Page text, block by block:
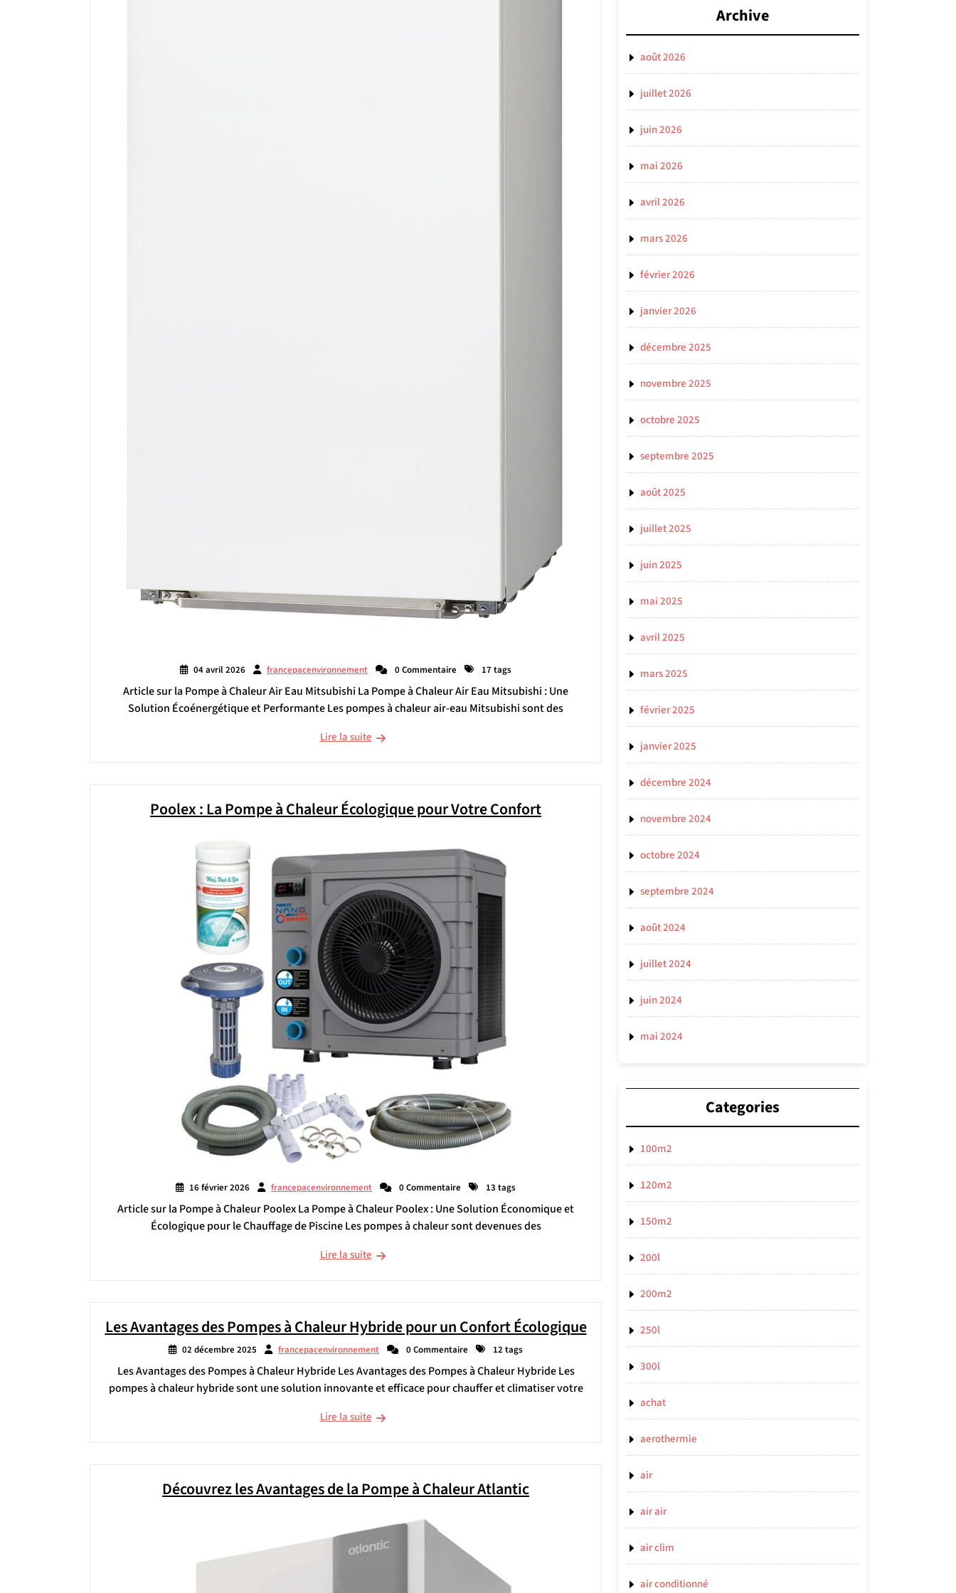
04 avril 2026 francepacenvironnement 0 Commentaire 17 tags
Article sur la Pompe à Chaleur Air Eau Mitsubishi La Pompe à Chaleur Air Eau Mitsubishi : Une
Solution Écoénergétique et Performante Les pompes à chaleur air-eau Mitsubishi sont des
Lire la suite
Poolex : La Pompe à Chaleur Écologique pour Votre Confort
16 février 2026 francepacenvironnement 0 Commentaire 13 tags
Article sur la Pompe à Chaleur Poolex La Pompe à Chaleur Poolex : Une Solution Économique et
Écologique pour le Chauffage de Piscine Les pompes à chaleur sont devenues des
Lire la suite
Les Avantages des Pompes à Chaleur Hybride pour un Confort Écologique
02 décembre 2025 francepacenvironnement 0 Commentaire 12 tags
Les Avantages des Pompes à Chaleur Hybride Les Avantages des Pompes à Chaleur Hybride Les
pompes à chaleur hybride sont une solution innovante et efficace pour chauffer et climatiser votre
Lire la suite
Découvrez les Avantages de la Pompe à Chaleur Atlantic
Archive
août 2026
juillet 2026
juin 2026
mai 2026
avril 2026
mars 2026
février 2026
janvier 2026
décembre 2025
novembre 2025
octobre 2025
septembre 2025
août 2025
juillet 2025
juin 2025
mai 2025
avril 2025
mars 2025
février 2025
janvier 2025
décembre 2024
novembre 2024
octobre 2024
septembre 2024
août 2024
juillet 2024
juin 2024
mai 2024
Categories
100m2
120m2
150m2
200l
200m2
250l
300l
achat
aerothermie
air
air air
air clim
air conditionné